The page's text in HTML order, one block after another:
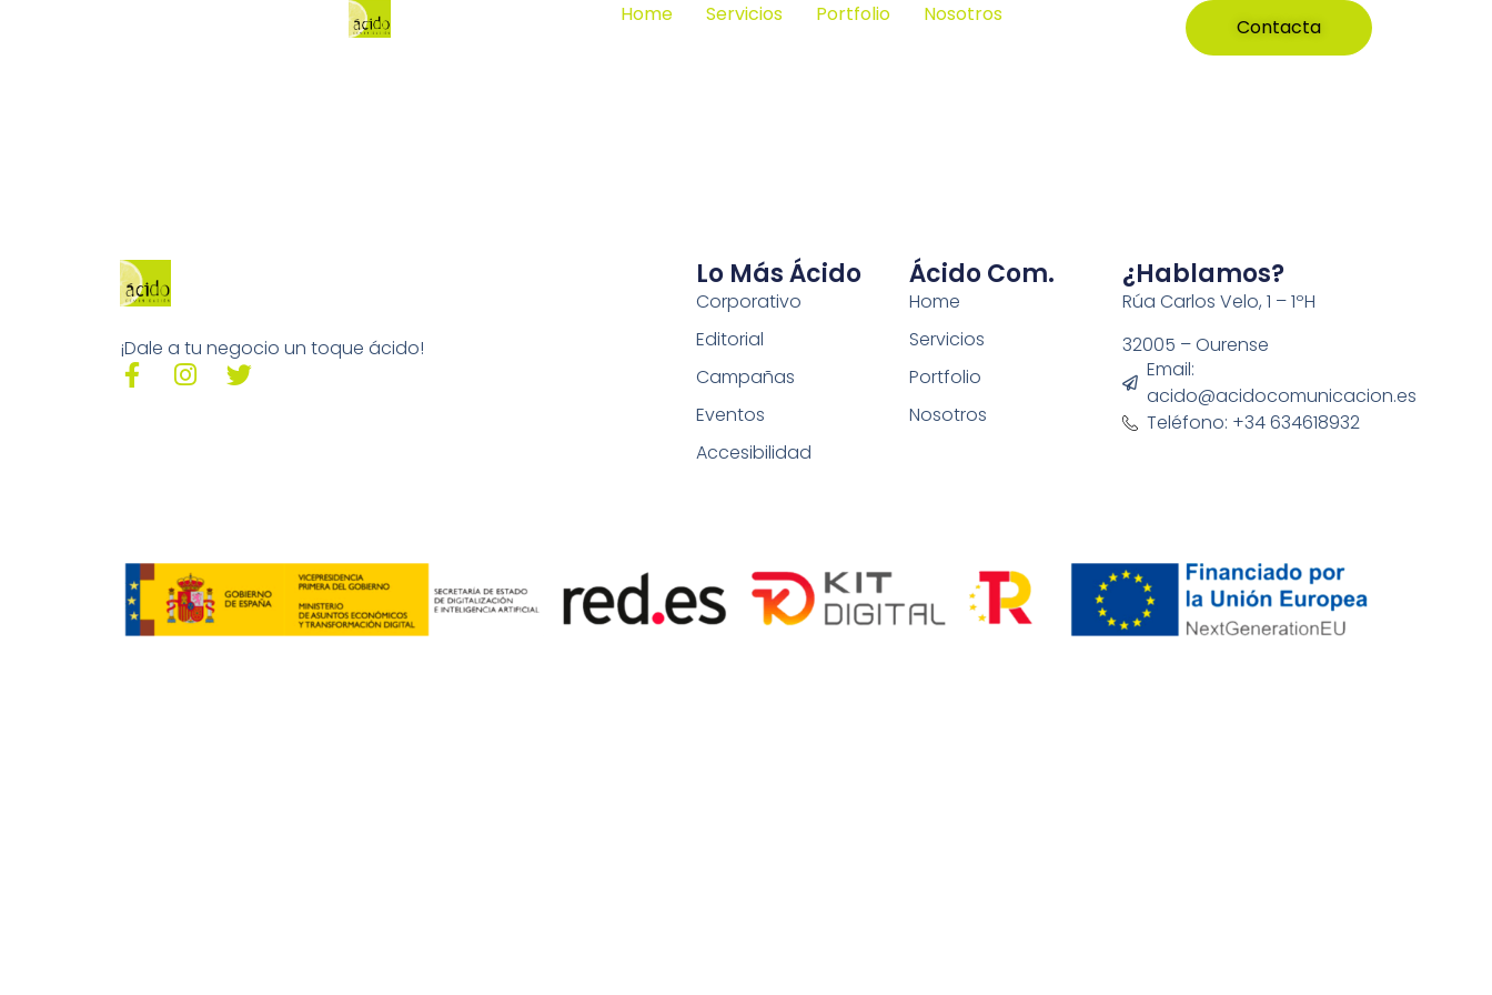
Home Servicios Portfolio Nosotros
Contacta
¡Dale a tu negocio un toque ácido!
Lo Más Ácido
Corporativo
Editorial
Campañas
Eventos
Accesibilidad
Ácido Com.
Home
Servicios
Portfolio
Nosotros
¿Hablamos?
Rúa Carlos Velo, 1 – 1ºH
32005 – Ourense
Email:
acido@acidocomunicacion.es
Teléfono: +34 634618932